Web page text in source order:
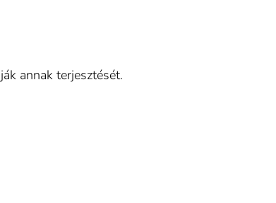
annak terjesztését.